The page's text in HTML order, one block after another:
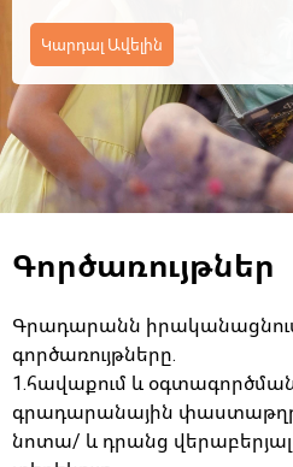
Կարդալ Ավելին
Գործառույթներ
Գրադարանն
գործառույթները.
1.հավաքում և
գրադարանային
նոտա/ և դրանց